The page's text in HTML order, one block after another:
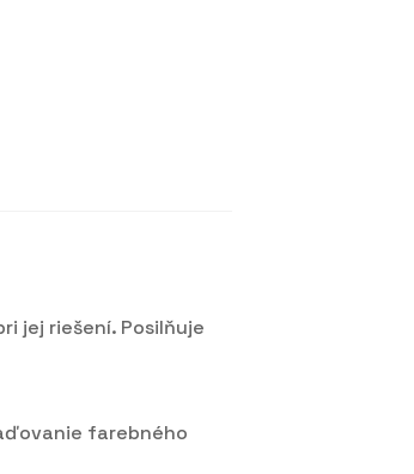
jej riešení. Posilňuje
farebného